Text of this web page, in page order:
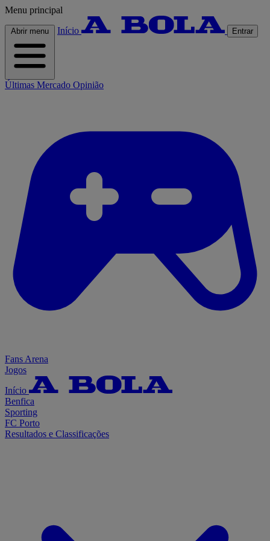
Menu principal
Abrir menu Início Entrar
Últimas Mercado Opinião
Fans Arena
Jogos
Início
Benfica
Sporting
FC Porto
Resultados e Classificações